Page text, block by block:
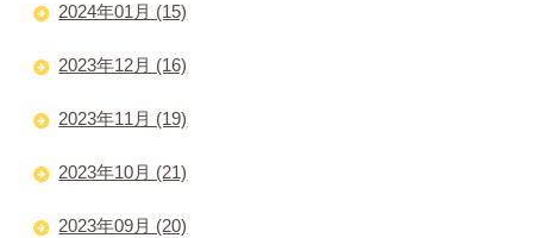
2024年01月 (15)
2023年12月 (16)
2023年11月 (19)
2023年10月 (21)
2023年09月 (20)